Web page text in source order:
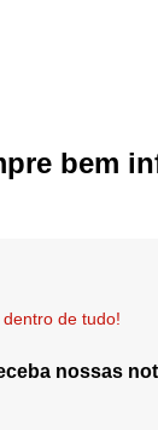
bem
de tudo!
nossas